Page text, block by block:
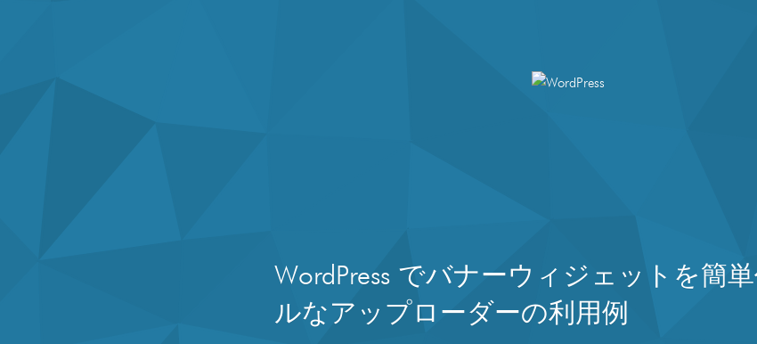
WordPress でバナーウィジェットを簡
ルなアップローダーの利用例